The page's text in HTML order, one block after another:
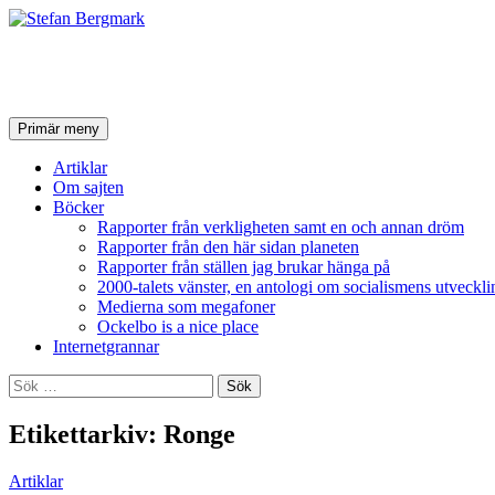
SökPrimär meny Hoppa
till
innehåll
Artiklar
Om sajten
Böcker
Rapporter från verkligheten samt en och annan dröm
Rapporter från den här sidan planeten
Rapporter från ställen jag brukar hänga på
2000-talets vänster, en antologi om socialismens
Medierna som megafoner
Ockelbo is a nice place
Internetgrannar
Sök
efter:
Etikettarkiv: Ronge
Artiklar